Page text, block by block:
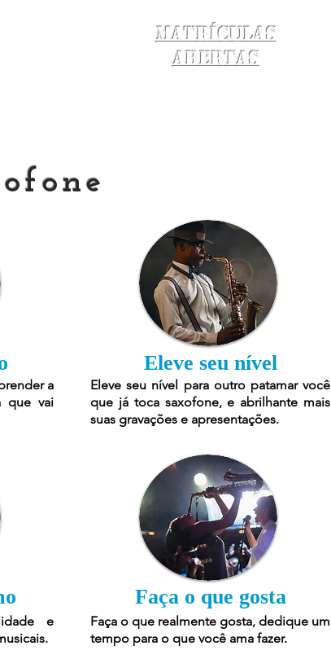
Matrículas
Abertas
a
que vai
e
Eleve seu nível
Eleve seu nível para outro patamar você
que já toca saxofone, e abrilhante mais
suas gravações e apresentações.
Faça o que gosta
Faça o que realmente gosta, dedique um
tempo para o que você ama fazer.